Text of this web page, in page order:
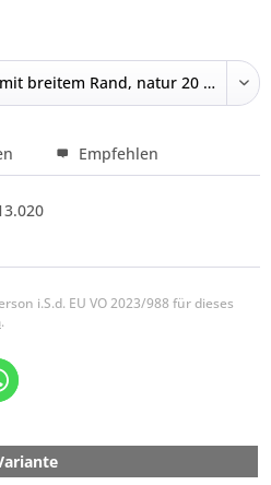
Empfehlen
i.S.d. EU VO 2023/988 für dieses
.